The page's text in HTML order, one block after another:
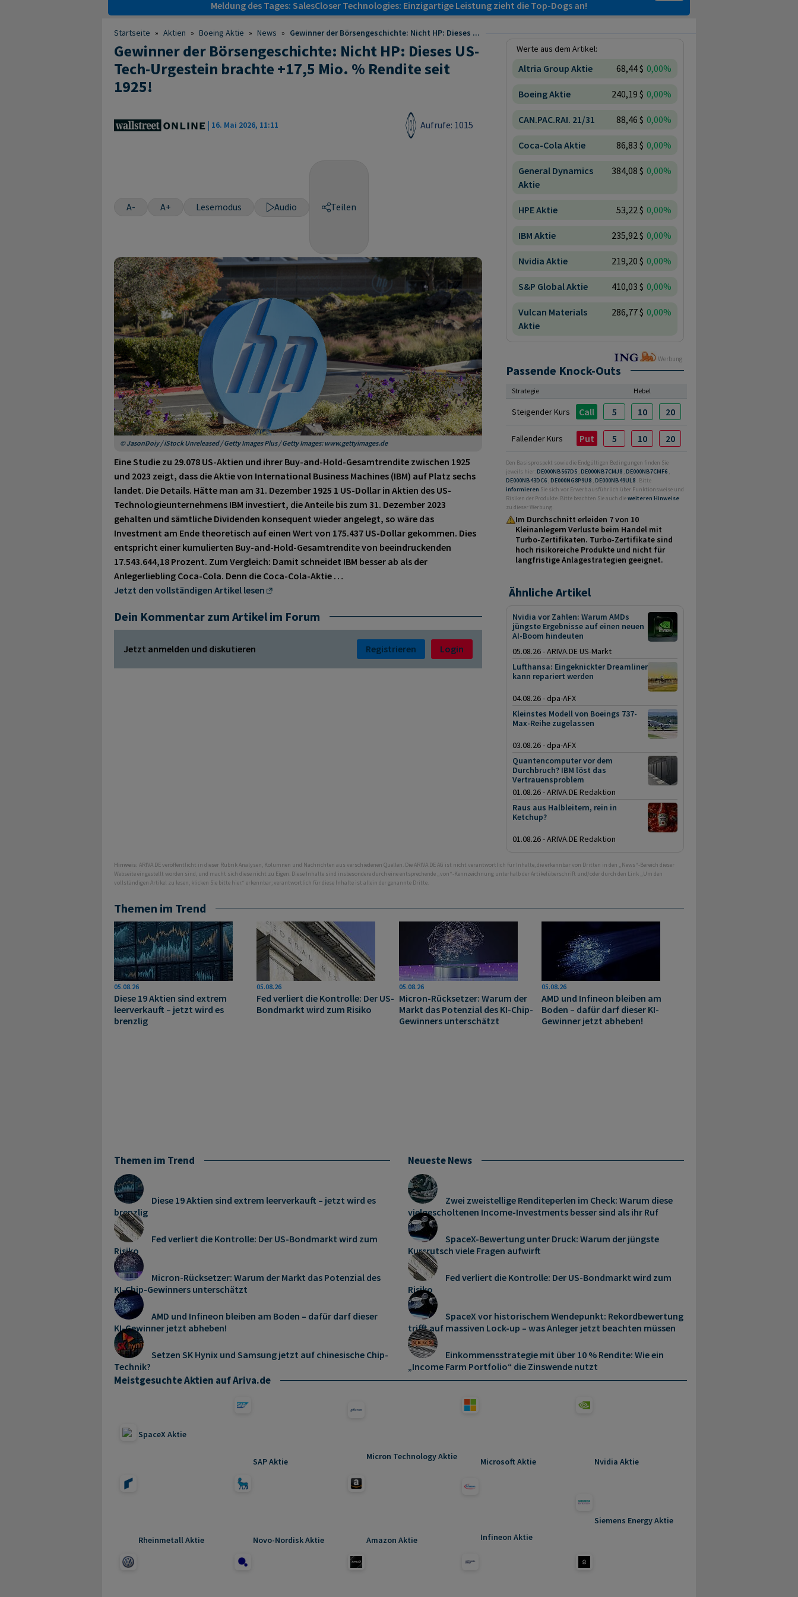
Meldung des Tages: SalesCloser Technologies: Einzigartige Leistung zieht die Top-Dogs an!
Startseite » Aktien » Boeing Aktie » News » Gewinner der Börsengeschichte: Nicht HP: Dieses ...
Gewinner der Börsengeschichte: Nicht HP: Dieses US-
Tech-Urgestein brachte +17,5 Mio. % Rendite seit
1925!
| 16. Mai 2026, 11:11 Aufrufe: 1015
A- A+ Lesemodus Audio Teilen
© JasonDoiy / iStock Unreleased / Getty Images Plus / Getty Images: www.gettyimages.de
Eine Studie zu 29.078 US-Aktien und ihrer Buy-and-Hold-Gesamtrendite zwischen 1925
und 2023 zeigt, dass die Aktie von International Business Machines (IBM) auf Platz sechs
landet. Die Details. Hätte man am 31. Dezember 1925 1 US-Dollar in Aktien des US-
Technologieunternehmens IBM investiert, die Anteile bis zum 31. Dezember 2023
gehalten und sämtliche Dividenden konsequent wieder angelegt, so wäre das
Investment am Ende theoretisch auf einen Wert von 175.437 US-Dollar gekommen. Dies
entspricht einer kumulierten Buy-and-Hold-Gesamtrendite von beeindruckenden
17.543.644,18 Prozent. Zum Vergleich: Damit schneidet IBM besser ab als der
Anlegerliebling Coca-Cola. Denn die Coca-Cola-Aktie …
Jetzt den vollständigen Artikel lesen
Dein Kommentar zum Artikel im Forum
Jetzt anmelden und diskutieren Registrieren Login
Werte aus dem Artikel:
Altria Group Aktie 68,44 $ 0,00%
Boeing Aktie 240,19 $ 0,00%
CAN.PAC.RAI. 21/31 88,46 $ 0,00%
Coca-Cola Aktie 86,83 $ 0,00%
General Dynamics
Aktie
384,08 $ 0,00%
HPE Aktie 53,22 $ 0,00%
IBM Aktie 235,92 $ 0,00%
Nvidia Aktie 219,20 $ 0,00%
S&P Global Aktie 410,03 $ 0,00%
Vulcan Materials
Aktie
286,77 $ 0,00%
Werbung
Passende Knock-Outs
Strategie Hebel
Steigender Kurs Call 5 10 20
Fallender Kurs Put 5 10 20
Den Basisprospekt sowie die Endgültigen Bedingungen finden Sie
jeweils hier: DE000NB567D5 ,DE000NB7CMJ8 ,DE000NB7CMF6 ,
DE000NB43DC6 ,DE000NG8P9U8 ,DE000NB49UL8 . Bitte
informieren Sie sich vor Erwerb ausführlich über Funktionsweise und
Risiken der Produkte. Bitte beachten Sie auch dieweiteren Hinweise
zu dieser Werbung.
Im Durchschnitt erleiden 7 von 10
Kleinanlegern Verluste beim Handel mit
Turbo-Zertifikaten. Turbo-Zertifikate sind
hoch risikoreiche Produkte und nicht für
langfristige Anlage­strategien geeignet.
Ähnliche Artikel
Nvidia vor Zahlen: Warum AMDs
jüngste Ergebnisse auf einen neuen
AI-Boom hindeuten
05.08.26 - ARIVA.DE US-Markt
Lufthansa: Eingeknickter Dreamliner
kann repariert werden
04.08.26 - dpa-AFX
Kleinstes Modell von Boeings 737-
Max-Reihe zugelassen
03.08.26 - dpa-AFX
Quantencomputer vor dem
Durchbruch? IBM löst das
Vertrauensproblem
01.08.26 - ARIVA.DE Redaktion
Raus aus Halbleitern, rein in
Ketchup?
01.08.26 - ARIVA.DE Redaktion
Hinweis: ARIVA.DE veröffentlicht in dieser Rubrik Analysen, Kolumnen und Nachrichten aus verschiedenen Quellen. Die ARIVA.DE AG ist nicht verantwortlich für Inhalte, die erkennbar von Dritten in den „News“-Bereich dieser
Webseite eingestellt worden sind, und macht sich diese nicht zu Eigen. Diese Inhalte sind insbesondere durch eine entsprechende „von“-Kennzeichnung unterhalb der Artikelüberschrift und/oder durch den Link „Um den
vollständigen Artikel zu lesen, klicken Sie bitte hier.“ erkennbar; verantwortlich für diese Inhalte ist allein der genannte Dritte.
Themen im Trend
05.08.26
Diese 19 Aktien sind extrem
leerverkauft – jetzt wird es
brenzlig
05.08.26
Fed verliert die Kontrolle: Der US-
Bondmarkt wird zum Risiko
05.08.26
Micron-Rücksetzer: Warum der
Markt das Potenzial des KI-Chip-
Gewinners unterschätzt
05.08.26
AMD und Infineon bleiben am
Boden – dafür darf dieser KI-
Gewinner jetzt abheben!
Themen im Trend
Diese 19 Aktien sind extrem leerverkauft – jetzt wird es
brenzlig
Fed verliert die Kontrolle: Der US-Bondmarkt wird zum
Risiko
Micron-Rücksetzer: Warum der Markt das Potenzial des
KI-Chip-Gewinners unterschätzt
AMD und Infineon bleiben am Boden – dafür darf dieser
KI-Gewinner jetzt abheben!
Setzen SK Hynix und Samsung jetzt auf chinesische Chip-
Technik?
Neueste News
Zwei zweistellige Renditeperlen im Check: Warum diese
vielgescholtenen Income-Investments besser sind als ihr Ruf
SpaceX-Bewertung unter Druck: Warum der jüngste
Kursrutsch viele Fragen aufwirft
Fed verliert die Kontrolle: Der US-Bondmarkt wird zum
Risiko
SpaceX vor historischem Wendepunkt: Rekordbewertung
trifft auf massiven Lock-up – was Anleger jetzt beachten müssen
Einkommensstrategie mit über 10 % Rendite: Wie ein
„Income Farm Portfolio“ die Zinswende nutzt
Meistgesuchte Aktien auf Ariva.de
SpaceX Aktie
SAP Aktie Micron Technology Aktie Microsoft Aktie Nvidia Aktie
Rheinmetall Aktie Novo-Nordisk Aktie Amazon Aktie Infineon Aktie
Siemens Energy Aktie